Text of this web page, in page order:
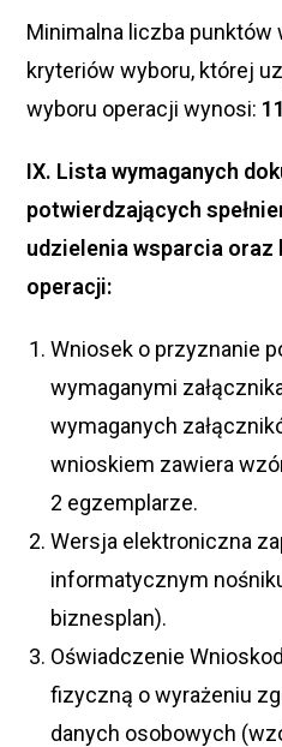
Minimalna liczba punktów
kryteriów wyboru, której
wyboru operacji wynosi:
IX. Lista wymaganych
potwierdzających
udzielenia wsparcia oraz
operacji:
Wniosek o przyznanie
wymaganymi
wymaganych
wnioskiem zawiera
2 egzemplarze.
Wersja elektroniczna
informatycznym
biznesplan).
Oświadczenie
fizyczną o wyrażeniu
danych osobowych